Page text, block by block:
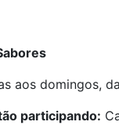
aos domingos,
participando: